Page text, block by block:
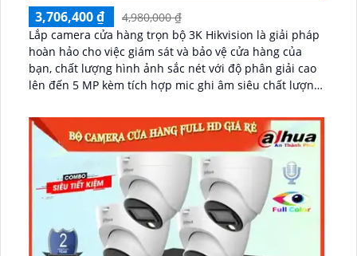
3,706,400 ₫
4,980,000 ₫
Lắp camera cửa hàng trọn bộ 3K Hikvision là giải pháp
hoàn hảo cho việc giám sát và bảo vệ cửa hàng của
bạn, chất lượng hình ảnh sắc nét với độ phân giải cao
lên đến 5 MP kèm tích hợp mic ghi âm siêu chất lượng